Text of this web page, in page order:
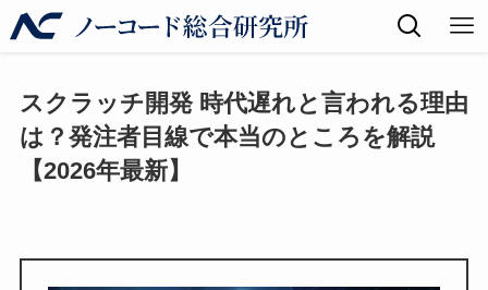
スクラッチ開発 時代遅れと言われる理由
は？発注者目線で本当のところを解説
【2026年最新】